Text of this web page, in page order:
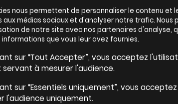
nous permettent de personnaliser le contenu et
aux médias sociaux et d'analyser notre trafic.
de notre site avec nos partenaires d'analyse,
que vous leur avez fournies.
sur “Tout Accepter”, vous acceptez
servant à mesurer l'audience.
sur “Essentiels uniquement”, vous
l'audience uniquement.